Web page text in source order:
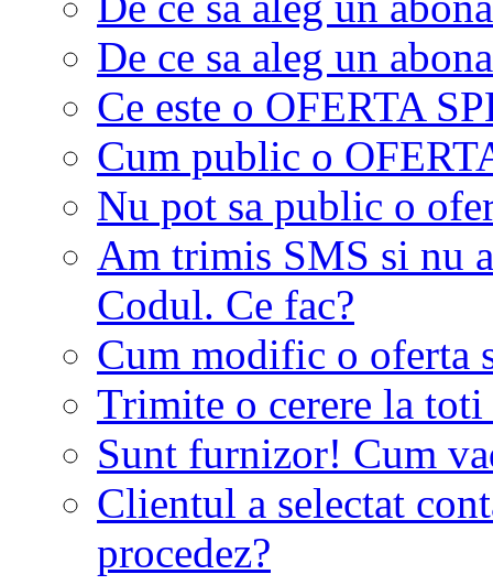
De ce sa aleg un
Ce este o OFERTA
Cum public o
Nu pot sa public o
Am trimis SMS si nu
Codul. Ce fac?
Cum modific o oferta
Trimite o cerere la
Sunt furnizor! Cum
Clientul a selectat
procedez?